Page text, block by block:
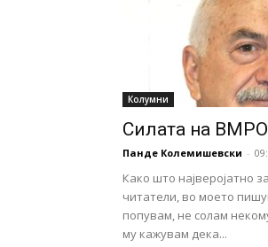
Колумни
Силата на
Панде Колемишевски -
Како што најверојатно
читатели, во моето
попувам, не солам
му кажувам дека...